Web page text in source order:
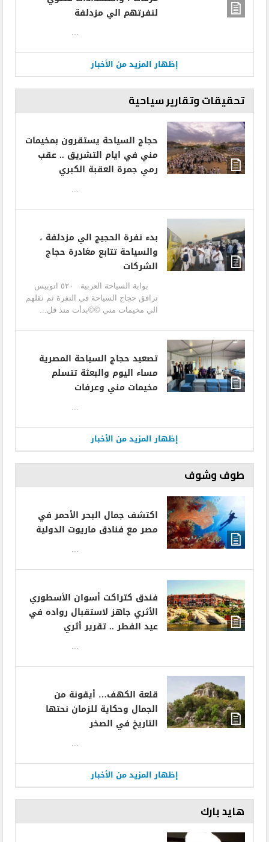
لنفرتهم الي مزدلفة
إظهار المزيد من الأخبار
تحقيقات وتقارير سياحية
حجاج السياحة يستقرون بمخيمات
مني في ايام التشريق .. عقب
رمي جمرة العقبة الكبري
بدء نفرة الحجيج الي مزدلفة ،
والسياحة تتابع مغادرة حجاج
الشركات
بوابة السياحة العربية ٥٢٠ اتوبيس
ترافق حجاج السياحة في النفرة ثم نقلهم
الي مخيمات مني ©©بدأت منذ قل...
تصعيد حجاج السياحة المصرية
مساء اليوم والبعثة تتسلم
مخيمات مني وعرفات
إظهار المزيد من الأخبار
طوف وشوف
اكتشف جمال البحر الأحمر في
مصر مع فنادق ماريوت الدولية
فندق كتراكت أسوان الأسطوري
الأثري جاهز لاستقبال رواده في
عيد الفطر .. تقرير أثري
قلعة الكهف… أيقونة من
الجمال وحكاية للزمان نحتها
التاريخ في الصخر
إظهار المزيد من الأخبار
هايد بارك